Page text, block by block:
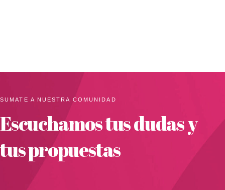
SUMATE A NUESTRA COMUNIDAD
Escuchamos tus dudas y
tus propuestas